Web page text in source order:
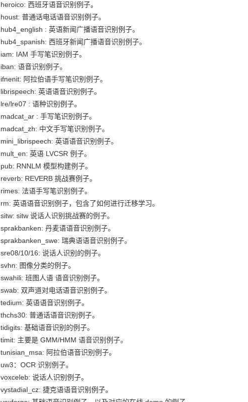
heroico: 西班牙语音识别例子。
houst: 普通话电话语音识别例子。
hub4_english : 英语新闻广播语音识别例子。
hub4_spanish: 西班牙新闻广播语音识别例子。
iam: IAM 手写笔识别例子。
iban: 语音识别例子。
ifnenit: 阿拉伯语手写笔识别例子。
librispeech: 英语语音识别例子。
lre/lre07 : 语种识别例子。
madcat_ar : 手写笔识别例子。
madcat_zh: 中文手写笔识别例子。
mini_librispeech: 英语语音识别例子。
mult_en: 英语 LVCSR 例子。
pub: RNNLM 模型构建例子。
reverb: REVERB 挑战赛例子。
rimes: 法语手写笔识别例子。
rm: 英语语音识别例子，包含了如何进行迁移学习。
sitw: sitw 说话人识别挑战赛的例子。
sprakbanken: 丹麦语语音识别例子。
sprakbanken_swe: 瑞典语语音识别例子。
sre08/10/16: 说话人识别的例子。
svhn: 图像分类的例子。
swahili: 班图人语 语音识别例子。
swab: 双声道对电话语音识别例子。
tedium: 英语语音识别例子。
thchs30: 普通话语音识别例子。
tidigits: 基础语音识别的例子。
timit: 主要是 GMM/HMM 语音识别例子。
tunisian_msa: 阿拉伯语音识别例子。
uw3：OCR 识别例子。
voxceleb: 说话人识别例子。
vystadial_cz: 捷克语语音识别例子。